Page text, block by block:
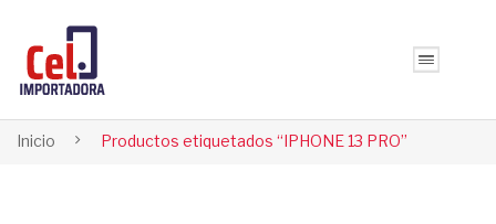
Inicio Productos etiquetados “IPHONE 13 PRO”